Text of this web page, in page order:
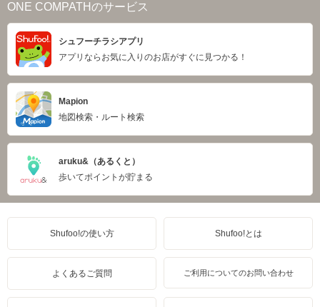
ONE COMPATHのサービス
シュフーチラシアプリ
アプリならお気に入りのお店がすぐに見つかる！
Mapion
地図検索・ルート検索
aruku&（あるくと）
歩いてポイントが貯まる
Shufoo!の使い方 Shufoo!とは
よくあるご質問 ご利用についてのお問い合わせ